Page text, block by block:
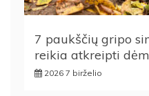
7 paukščių gripo
reikia atkreipti
2026 7 birželio